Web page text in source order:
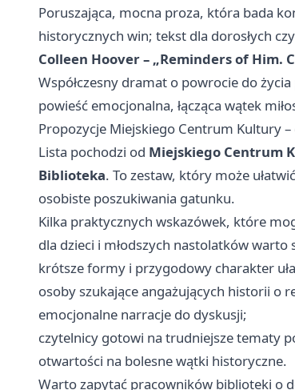
Poruszająca, mocna proza, która bada
historycznych win; tekst dla dorosłych
Colleen Hoover – „Reminders of Him.
Współczesny dramat o powrocie do
powieść emocjonalna, łącząca wątek
Propozycje Miejskiego Centrum Kultury
Lista pochodzi od Miejskiego Centrum
Biblioteka. To zestaw, który może
osobiste poszukiwania gatunku.
Kilka praktycznych wskazówek, które
dla dzieci i młodszych nastolatków warto
krótsze formy i przygodowy charakter
osoby szukające angażujących historii o
emocjonalne narracje do dyskusji;
czytelnicy gotowi na trudniejsze tematy
otwartości na bolesne wątki historyczne.
Warto zapytać pracowników biblioteki o